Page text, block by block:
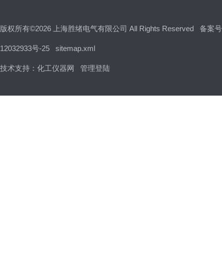
版权所有©2026 上海胜绪电气有限公司 All Rights Reserved 备案
12032933号-25 sitemap.xml
技术支持： 化工仪器网 管理登陆